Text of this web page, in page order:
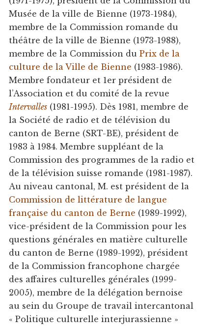
Musée de la ville de Bienne (1973-1984),
membre de la Commission romande du
théâtre de la ville de Bienne (1973-1988),
membre de la Commission du Prix de la
culture de la Ville de Bienne (1983-1986).
Membre fondateur et 1er président de
l’Association et du comité de la revue
Intervalles(1981-1995). Dès 1981, membre de
la Société de radio et de télévision du
canton de Berne (SRT-BE), président de
1983 à 1984. Membre suppléant de la
Commission des programmes de la radio et
de la télévision suisse romande (1981-1987).
Au niveau cantonal, M. est président de la
Commission de littérature de langue
française du canton de Berne (1989-1992),
vice-président de la Commission pour les
questions générales en matière culturelle
du canton de Berne (1989-1992), président
de la Commission francophone chargée
des affaires culturelles générales (1999-
2005), membre de la délégation bernoise
au sein du Groupe de travail intercantonal
« Politique culturelle interjurassienne »